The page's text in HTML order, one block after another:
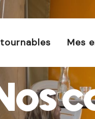
est interdit chaque
Mes